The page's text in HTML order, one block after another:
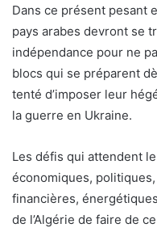
Dans ce présent pesant
pays arabes devront se
indépendance pour ne
blocs qui se préparent
tenté d’imposer leur
la guerre en Ukraine.
Les défis qui attendent
économiques,
financières,
de l’Algérie de faire de